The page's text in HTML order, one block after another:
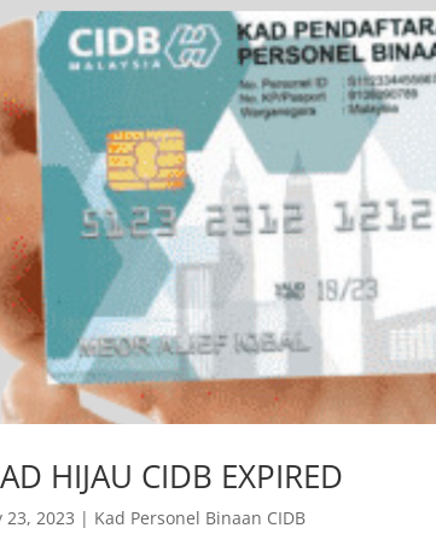
HIJAU CIDB EXPIRED
23, 2023 | Kad Personel Binaan CIDB